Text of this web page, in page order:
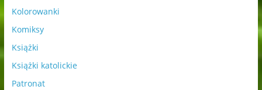
Kolorowanki
Komiksy
Książki
Książki katolickie
Patronat